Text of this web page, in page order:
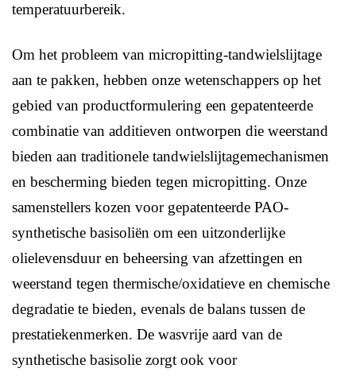
temperatuurbereik.
Om het probleem van micropitting-tandwielslijtage
aan te pakken, hebben onze wetenschappers op het
gebied van productformulering een gepatenteerde
combinatie van additieven ontworpen die weerstand
bieden aan traditionele tandwielslijtagemechanismen
en bescherming bieden tegen micropitting. Onze
samenstellers kozen voor gepatenteerde PAO-
synthetische basisoliën om een ​​uitzonderlijke
olielevensduur en beheersing van afzettingen en
weerstand tegen thermische/oxidatieve en chemische
degradatie te bieden, evenals de balans tussen de
prestatiekenmerken. De wasvrije aard van de
synthetische basisolie zorgt ook voor